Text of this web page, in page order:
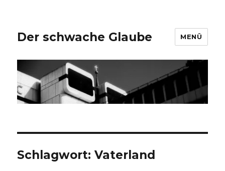
Der schwache Glaube MENÜ
Schlagwort:Vaterland